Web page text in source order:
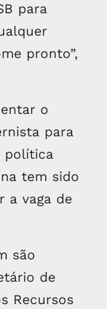
para
pronto”,
o
para
política
tem sido
a vaga de
são
de
Recursos